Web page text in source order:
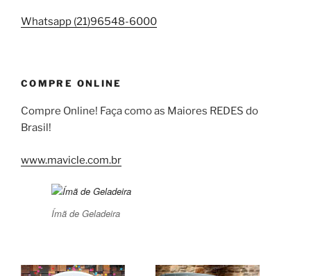
Whatsapp (21)96548-6000
COMPRE ONLINE
Compre Online! Faça como as Maiores REDES do
Brasil!
www.mavicle.com.br
Ímã de Geladeira